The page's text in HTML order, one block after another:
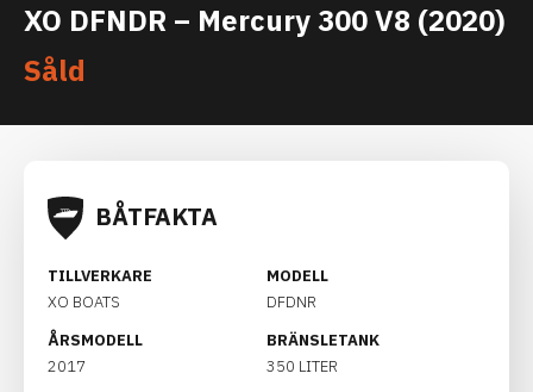
XO DFNDR – Mercury 300 V8 (2020)
Såld
BÅTFAKTA
TILLVERKARE
XO BOATS
MODELL
DFDNR
ÅRSMODELL
2017
BRÄNSLETANK
350 LITER